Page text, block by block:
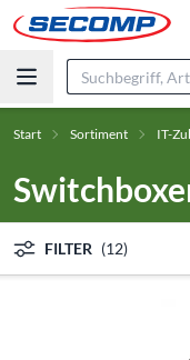
Start Sortiment IT-
FILTER (12)